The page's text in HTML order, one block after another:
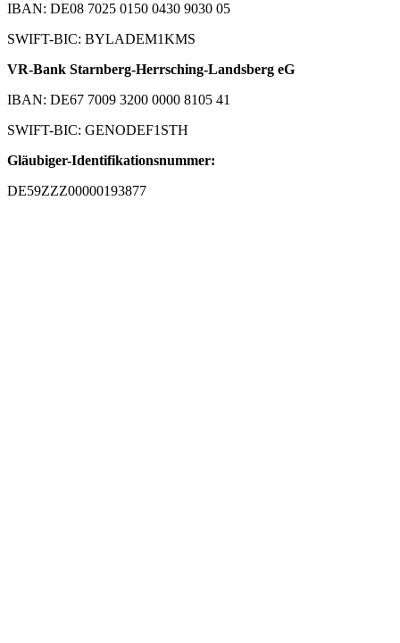
IBAN: DE08 7025 0150 0430 9030 05
SWIFT-BIC: BYLADEM1KMS
VR-Bank Starnberg-Herrsching-Landsberg eG
IBAN: DE67 7009 3200 0000 8105 41
SWIFT-BIC: GENODEF1STH
Gläubiger-Identifikationsnummer:
DE59ZZZ00000193877